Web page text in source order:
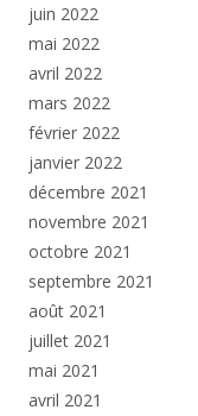
juin 2022
mai 2022
avril 2022
mars 2022
février 2022
janvier 2022
décembre 2021
novembre 2021
octobre 2021
septembre 2021
août 2021
juillet 2021
mai 2021
avril 2021